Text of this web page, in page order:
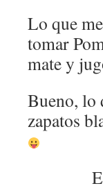
Lo que
tomar
mate y
Bueno, lo
zapatos